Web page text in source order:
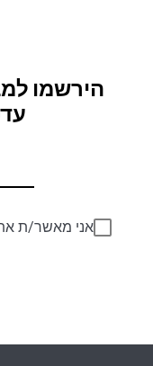
הירשמו
אני מאשר/ת